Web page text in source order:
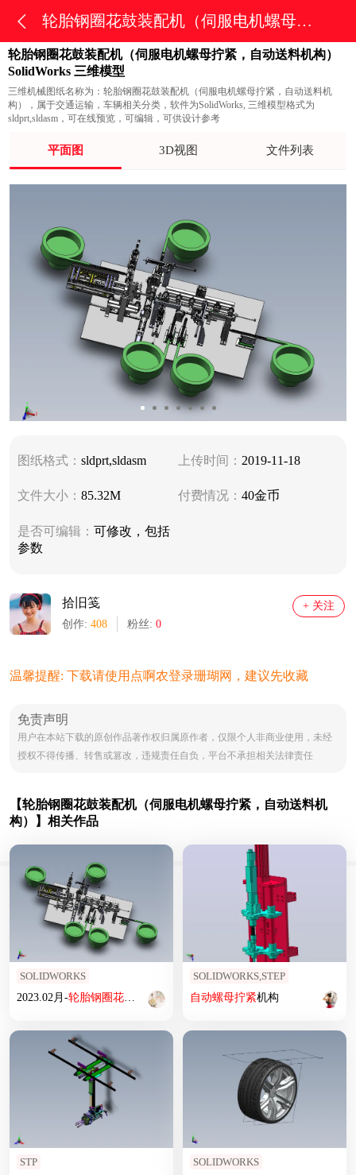
轮胎钢圈花鼓装配机（伺服电机螺母拧紧，自动送料机构）
轮胎钢圈花鼓装配机（伺服电机螺母拧紧，自动送料机构）
SolidWorks 三维模型
三维机械图纸名称为：轮胎钢圈花鼓装配机（伺服电机螺母拧紧，自动送料机
构），属于交通运输，车辆相关分类，软件为SolidWorks, 三维模型格式为
sldprt,sldasm，可在线预览，可编辑，可供设计参考
平面图 3D视图 文件列表
图纸格式： sldprt,sldasm 上传时间： 2019-11-18
文件大小： 85.32M 付费情况： 40金币
是否可编辑： 可修改，包括
参数
拾旧笺
创作: 408 粉丝: 0
+ 关注
温馨提醒: 下载请使用点啊农登录珊瑚网，建议先收藏
免责声明
用户在本站下载的原创作品著作权归属原作者，仅限个人非商业使用，未经
授权不得传播、转售或篡改，违规责任自负，平台不承担相关法律责任
【轮胎钢圈花鼓装配机（伺服电机螺母拧紧，自动送料机
构）】相关作品
SOLIDWORKS
2023.02月-轮胎钢圈花鼓 配机 sw20可编辑
SOLIDWORKS,STEP
自动螺母拧紧机构
STP SOLIDWORKS